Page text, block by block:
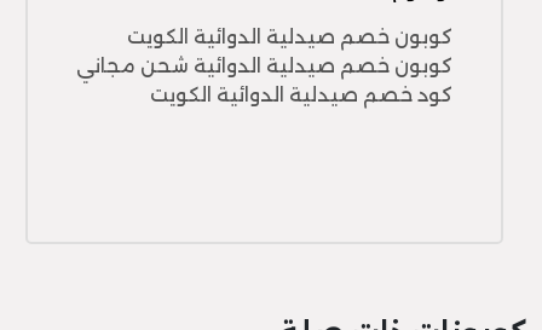
كوبون خصم صيدلية الدوائية الكويت
كوبون خصم صيدلية الدوائية شحن مجاني
كود خصم صيدلية الدوائية الكويت